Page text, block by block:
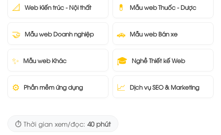
📐 Web Kiến trúc - Nội thất 💊 Mẫu web Thuốc - Dược
🤝 Mẫu web Doanh nghiệp 🚗 Mẫu web Bán xe
✨ Mẫu web Khác 🎓 Nghề Thiết kế Web
⚙️ Phần mềm ứng dụng 📈 Dịch vụ SEO & Marketing
⏱️ Thời gian xem/đọc: 40 phút